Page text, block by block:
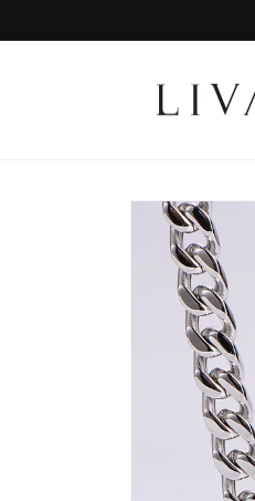
al contenido
directamente
a la
información
del producto